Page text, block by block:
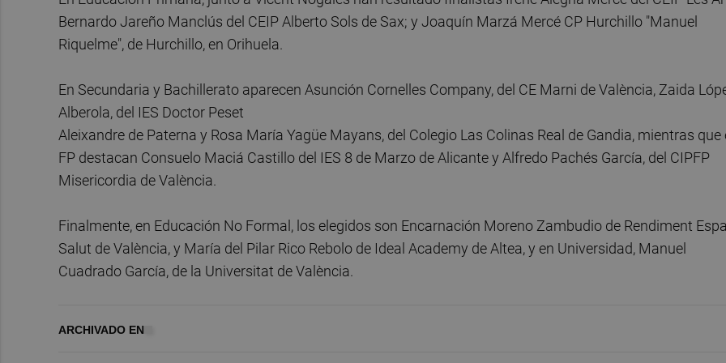
Bernardo Jareño Manclús del CEIP Alberto Sols de Sax; y Joaquín Marzá Mercé CP Hurchillo "Manuel
Riquelme", de Hurchillo, en Orihuela.
En Secundaria y Bachillerato aparecen Asunción Cornelles Company, del CE Marni de València, Zaida
Alberola, del IES Doctor Peset
Aleixandre de Paterna y Rosa María Yagüe Mayans, del Colegio Las Colinas Real de Gandia, mientras que
FP destacan Consuelo Maciá Castillo del IES 8 de Marzo de Alicante y Alfredo Pachés García, del CIPFP
Misericordia de València.
Finalmente, en Educación No Formal, los elegidos son Encarnación Moreno Zambudio de Rendiment
Salut de València, y María del Pilar Rico Rebolo de Ideal Academy de Altea, y en Universidad, Manuel
Cuadrado García, de la Universitat de València.
ARCHIVADO EN